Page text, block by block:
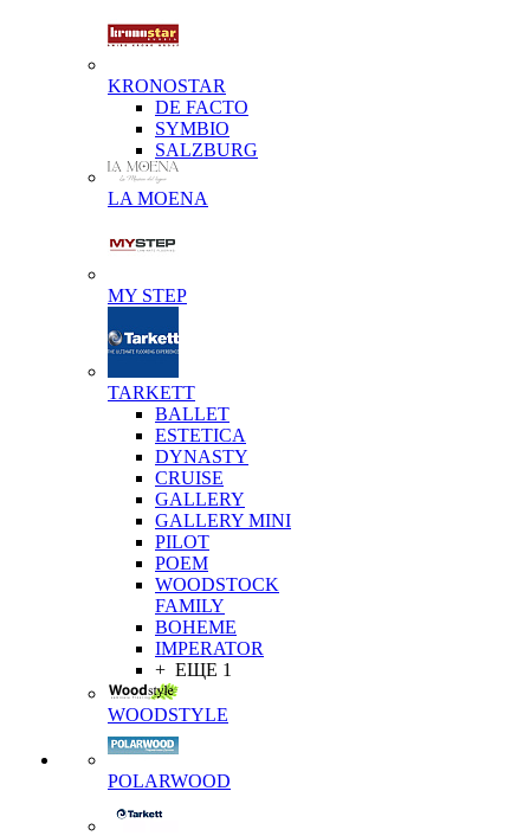
KRONOSTAR
DE FACTO
SYMBIO
SALZBURG
LA MOENA
MY STEP
TARKETT
BALLET
ESTETICA
DYNASTY
CRUISE
GALLERY
GALLERY MINI
PILOT
POEM
WOODSTOCK
FAMILY
BOHEME
IMPERATOR
+ ЕЩЕ 1
WOODSTYLE
POLARWOOD